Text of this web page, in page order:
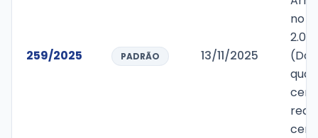
259/2025 PADRÃO 13/11/2025
no